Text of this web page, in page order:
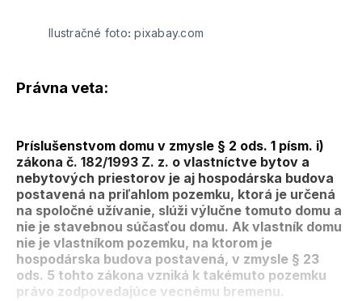
Ilustračné foto: pixabay.com
Právna veta:
Príslušenstvom domu v zmysle § 2 ods. 1 písm. i)
zákona č. 182/1993 Z. z. o vlastníctve bytov a
nebytových priestorov je aj hospodárska budova
postavená na priľahlom pozemku, ktorá je určená
na spoločné užívanie, slúži výlučne tomuto domu a
nie je stavebnou súčasťou domu. Ak vlastník domu
nie je vlastníkom pozemku, na ktorom je
hospodárska budova postavená, v zmysle § 23
ods. 5 tohto zákona vzniká k takémuto pozemku
právo zodpovedajúce vecnému bremenu.